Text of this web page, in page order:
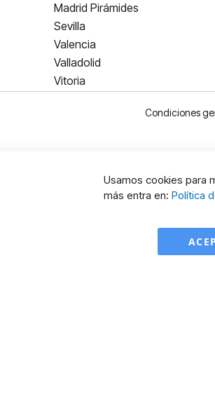
Madrid Pirámides
Sevilla
Valencia
Valladolid
Vitoria
Condiciones
Usamos cookies para
más entra en: Política